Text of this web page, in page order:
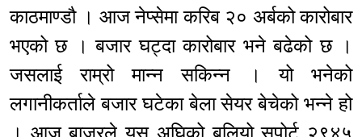
काठमाण्डौ । आज नेप्सेमा करिब २० अर्बको कारोबार
भएको छ । बजार घट्दा कारोबार भने बढेको छ ।
जसलाई राम्रो मान्न सकिन्न । यो भनेको
लगानीकर्ताले बजार घटेका बेला सेयर बेचेको भन्ने हो